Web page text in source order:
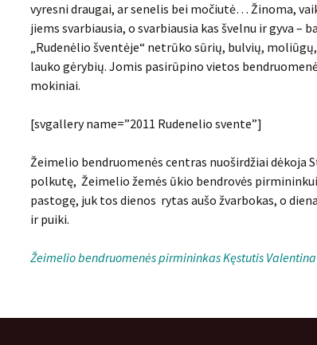
vyresni draugai, ar senelis bei močiutė… Žinoma,
jiems svarbiausia, o svarbiausia kas švelnu ir gyva –
„Rudenėlio šventėje“ netrūko sūrių, bulvių,
lauko gėrybių. Jomis pasirūpino vietos
mokiniai.
[svgallery name=”2011 Rudenelio svente”]
Žeimelio bendruomenės centras nuoširdžiai dėkoja
polkutę, Žeimelio žemės ūkio bendrovės
pastogę, juk tos dienos rytas aušo žvarbokas, o
ir puiki.
Žeimelio bendruomenės pirmininkas Kęstutis